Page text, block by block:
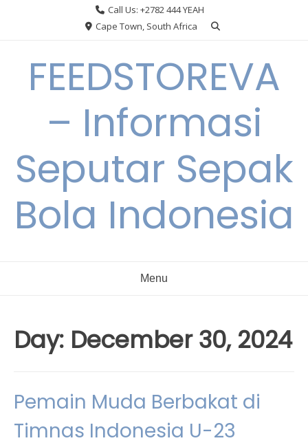
Call Us: +2782 444 YEAH
Cape Town, South Africa
FEEDSTOREVA
– Informasi
Seputar Sepak
Bola Indonesia
Menu
Day: December 30, 2024
Pemain Muda Berbakat di
Timnas Indonesia U-23